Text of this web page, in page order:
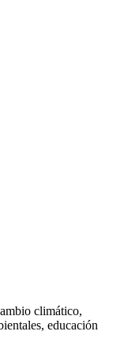
climático,
educación